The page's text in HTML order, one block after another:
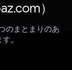
）
のまとまりのあ
。